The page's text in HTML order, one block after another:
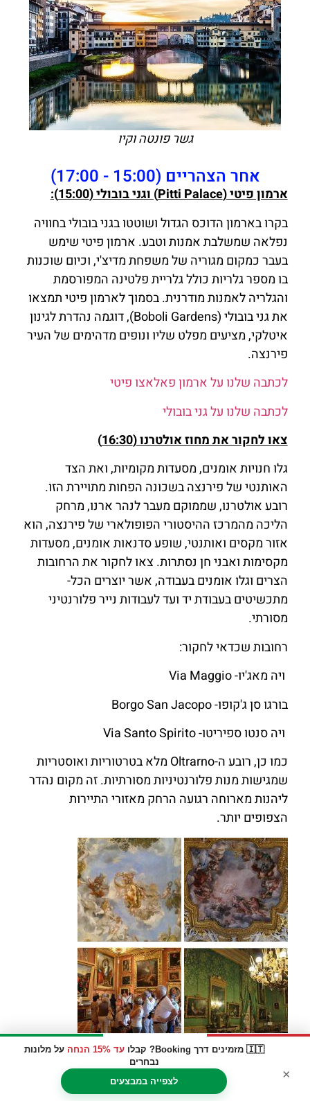
🇮🇹 מזמינים דרך Booking? קבלו עד 15% הנחה
על מלונות
נבחרים
לצפייה במבצעים
×
גשר פונטה וקיו
אחר הצהריים (15:00 - 17:00)
ארמון פיטי (Pitti Palace) וגני בובולי (15:00):
בקרו בארמון הדוכס הגדול ושוטטו בגני בובולי בחוויה
נפלאה שמשלבת אמנות וטבע. ארמון פיטי שימש
בעבר כמקום מגוריה של משפחת מדיצ'י, וכיום שוכנות
בו מספר גלריות כולל גלריית פלטינה המפורסמת
והגלריה לאמנות מודרנית. בסמוך לארמון פיטי תמצאו
את גני בובולי (Boboli Gardens), דוגמה נהדרת לגינון
איטלקי, מציעים מפלט שליו ונופים מדהימים של העיר
פירנצה.
לכתבה שלנו על ארמון פאלאצו פיטי
לכתבה שלנו על גני בובולי
צאו לחקור את מחוז אולטרנו (16:30)
גלו חנויות אומנים, מסעדות מקומיות, ואת הצד
האותנטי של פירנצה בשכונה הפחות מתויירת הזו.
רובע אולטרנו, שממוקם מעבר לנהר ארנו, מרחק
הליכה מהמרכז ההיסטורי הפופולארי של פירנצה, הוא
אזור מקסים ואותנטי, שופע סדנאות אומנים, מסעדות
מקסימות ואבני חן נסתרות. צאו לחקור את הרחובות
הצרים וגלו אומנים בעבודה, אשר יוצרים הכל-
מתכשיטים בעבודת יד ועד לעבודות נייר פלורנטיני
מסורתי.
רחובות שכדאי לחקור:
ויה מאג'יו- Via Maggio
בורגו סן ג'קופו- Borgo San Jacopo
ויה סנטו ספיריטו- Via Santo Spirito
כמו כן, רובע ה-Oltrarno מלא בטרטוריות ואוסטריות
שמגישות מנות פלורנטיניות מסורתיות. זה מקום נהדר
ליהנות מארוחה רגועה הרחק מאזורי התיירות
הצפופים יותר.